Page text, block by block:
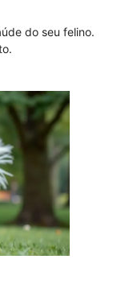
do seu felino.